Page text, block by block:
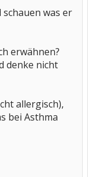
was er
erwähnen?
denke nicht
allergisch),
bei Asthma